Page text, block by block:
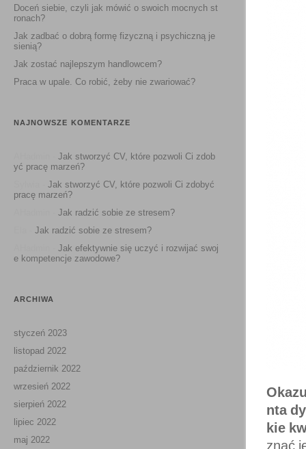
Doceń siebie, czyli jak mówić o swoich mocnych st
ronach?
Jak zadbać o dobrą formę fizyczną i psychiczną je
sienią?
Jak zostać najlepszym handlowcem?
Praca w upale. Co robić, żeby nie zwariować?
NAJNOWSZE KOMENTARZE
Jak stworzyć CV, które pozwoli Ci zdob
yć pracę marzeń?
Jak stworzyć CV, które pozwoli Ci zdobyć
pracę marzeń?
Jak radzić sobie ze stresem?
Jak radzić sobie ze stresem?
Jak efektywnie się uczyć i rozwijać swoj
e kompetencje zawodowe?
ARCHIWA
styczeń 2023
listopad 2022
październik 2022
wrzesień 2022
sierpień 2022
lipiec 2022
maj 2022
nta
kie
znać